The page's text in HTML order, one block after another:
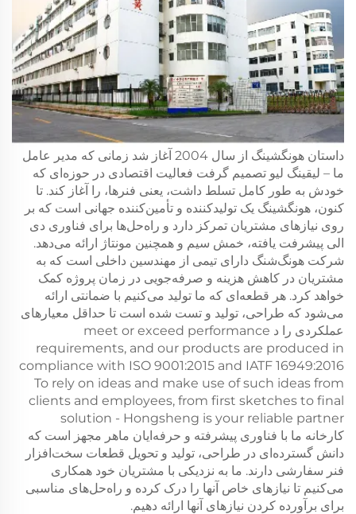
داستان هونگشینگ از سال 2004 آغاز شد زمانی که مدیر عامل
ما – لیقینگ لیو تصمیم گرفت فعالیت اقتصادی در حوزه‌ای که
خودش به طور کامل تسلط داشت، یعنی فنرها، را آغاز کند. تا
کنون، هونگشینگ یک تولیدکننده و تأمین‌کننده جهانی است که بر
روی نیازهای مشتریان تمرکز دارد و راه‌حل‌ها برای فناوری دی
الی پیشرفت یافته، خمش سیم و همچنین مونتاژ ارائه می‌دهد.
شرکت هونگ‌شنگ دارای تیمی از مهندسین داخلی است که به
مشتریان در کاهش هزینه و صرفه‌جویی در زمان پروژه کمک
خواهد کرد. هر قطعه‌ای که ما تولید می‌کنیم با ضمانتی ارائه
می‌شود که طراحی، تولید و تست شده است تا حداقل معیارهای
عملکردی را د meet or exceed performance
requirements, and our products are produced in
compliance with ISO 9001:2015 and IATF 16949:2016
To rely on ideas and make use of such ideas from
clients and employees, from first sketches to final
solution - Hongsheng is your reliable partner
کارخانه ما با فناوری پیشرفته و حرفه‌ایان ماهر مجهز است که
دانش گسترده‌ای در طراحی، تولید و تحویل قطعات سخت‌افزار
فنر سفارشی دارند. ما به نزدیکی با مشتریان خود همکاری
می‌کنیم تا نیازهای خاص آنها را درک کرده و راه‌حل‌های مناسبی
برای برآورده کردن نیازهای آنها ارائه دهیم.